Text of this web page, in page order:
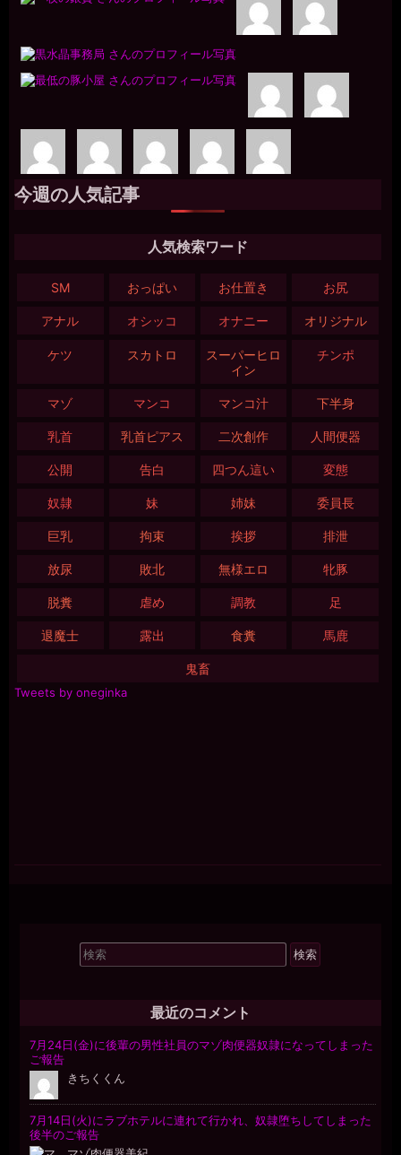
今週の人気記事
人気検索ワード
SM おっぱい お仕置き お尻
アナル オシッコ オナニー オリジナル
ケツ スカトロ
スーパーヒロ
イン
チンポ
マゾ マンコ マンコ汁 下半身
乳首 乳首ピアス 二次創作 人間便器
公開 告白 四つん這い 変態
奴隷 妹 姉妹 委員長
巨乳 拘束 挨拶 排泄
放尿 敗北 無様エロ 牝豚
脱糞 虐め 調教 足
退魔士 露出 食糞 馬鹿
鬼畜
Tweets by oneginka
検
索
最近のコメント